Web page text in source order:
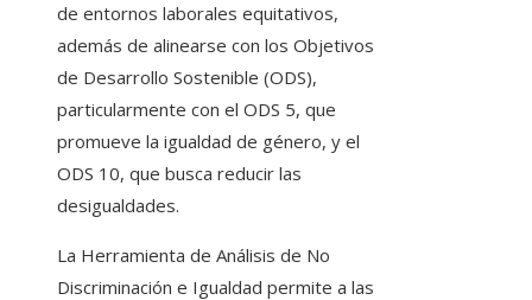
de entornos laborales equitativos,
además de alinearse con los Objetivos
de Desarrollo Sostenible (ODS),
particularmente con el ODS 5, que
promueve la igualdad de género, y el
ODS 10, que busca reducir las
desigualdades.
La Herramienta de Análisis de No
Discriminación e Igualdad permite a las